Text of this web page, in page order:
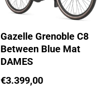
Gazelle Grenoble C8
Between Blue Mat
DAMES
€3.399,00